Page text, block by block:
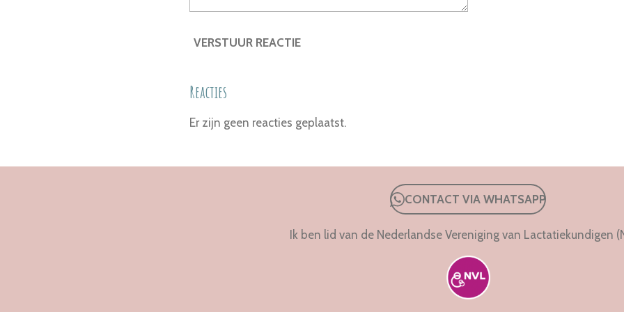
VERSTUUR REACTIE
Reacties
Er zijn geen reacties geplaatst.
CONTACT VIA WHATSAPP
Ik ben lid van de Nederlandse Vereniging van Lactatiekundigen